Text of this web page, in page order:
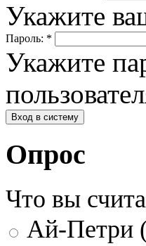
Укажите
Пароль: *
Укажите
Опрос
Что вы
Ай-Петри